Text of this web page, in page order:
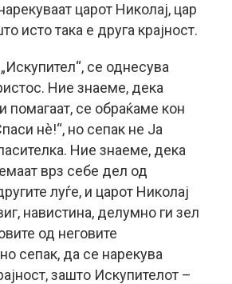
царот Николај, цар
исто така е друга крајност.
се однесува
Ние знаеме, дека
помагаат, се обраќаме кон
нè!“, но сепак не Ја
Ние знаеме, дека
врз себе дел од
луѓе, и царот Николај
навистина, делумно ги зел
од неговите
сепак, да се нарекува
зашто Искупителот –